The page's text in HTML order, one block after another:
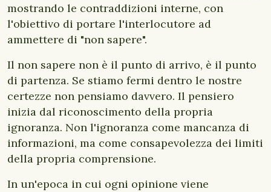
mostrando le contraddizioni interne, con
l'obiettivo di portare l'interlocutore ad
ammettere di "non sapere".
Il non sapere non è il punto di arrivo, è il punto
di partenza. Se stiamo fermi dentro le nostre
certezze non pensiamo davvero. Il pensiero
inizia dal riconoscimento della propria
ignoranza. Non l'ignoranza come mancanza di
informazioni, ma come consapevolezza dei limiti
della propria comprensione.
In un'epoca in cui ogni opinione viene